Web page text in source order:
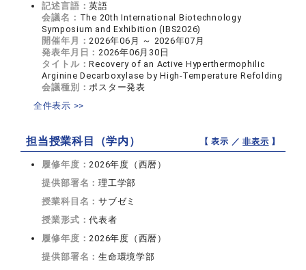
記述言語：英語
会議名： The 20th International Biotechnology
Symposium and Exhibition (IBS2026)
開催年月：2026年06月 ～ 2026年07月
発表年月日：2026年06月30日
タイトル：Recovery of an Active Hyperthermophilic
Arginine Decarboxylase by High-Temperature Refolding
会議種別：ポスター発表
全件表示 >>
担当授業科目（学内） 【 表示 ／非表示 】
履修年度：2026年度（西暦）
提供部署名：理工学部
授業科目名：サブゼミ
授業形式：代表者
履修年度：2026年度（西暦）
提供部署名：生命環境学部